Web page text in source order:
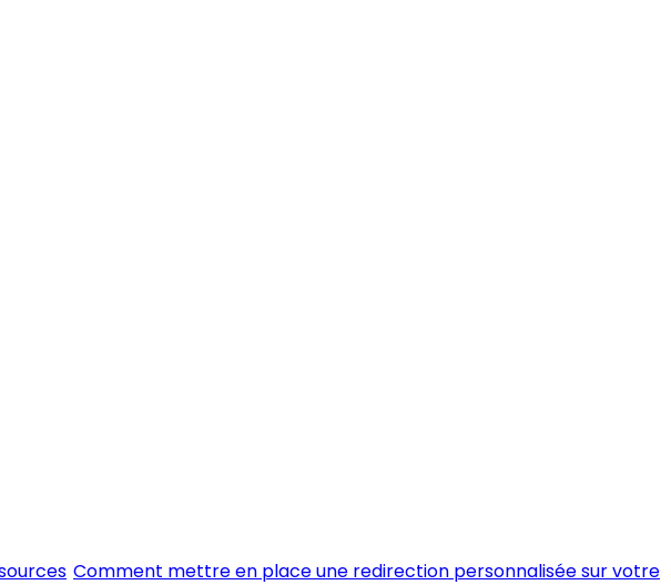
Comment mettre en place une redirection personnalisée sur votre